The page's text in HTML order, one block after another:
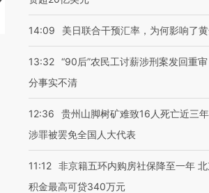
会，让数智科技“链”接产
【特别呈现】寻找100种
有意思的生活方式·第三对
14:09 美日联合干预汇率，为何影响了
13:32 “90后”农民工讨薪涉刑案发回重
分事实不清
12:36
贵州山脚树矿难致16人死亡近三
涉罪被罢免全国人大代表
11:12 非京籍五环内购房社保降至一年
积金最高可贷340万元